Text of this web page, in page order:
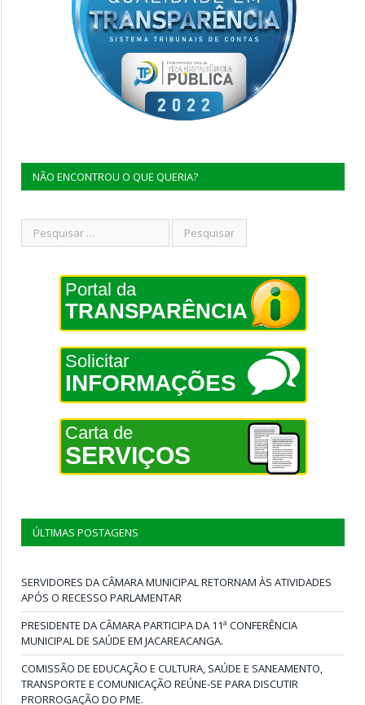
NÃO ENCONTROU O QUE QUERIA?
Portal da
TRANSPARÊNCIA
Solicitar
INFORMAÇÕES
Carta de
SERVIÇOS
ÚLTIMAS POSTAGENS
SERVIDORES DA CÂMARA MUNICIPAL RETORNAM ÀS ATIVIDADES
APÓS O RECESSO PARLAMENTAR
PRESIDENTE DA CÂMARA PARTICIPA DA 11ª CONFERÊNCIA
MUNICIPAL DE SAÚDE EM JACAREACANGA.
COMISSÃO DE EDUCAÇÃO E CULTURA, SAÚDE E SANEAMENTO,
TRANSPORTE E COMUNICAÇÃO REÚNE-SE PARA DISCUTIR
PRORROGAÇÃO DO PME.